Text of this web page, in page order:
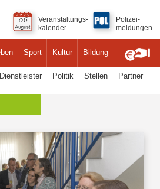
Sport Kultur Bildung
Veranstaltungs-
kalender
Polizei-
meldungen
Dienstleister Politik Stellen Partner